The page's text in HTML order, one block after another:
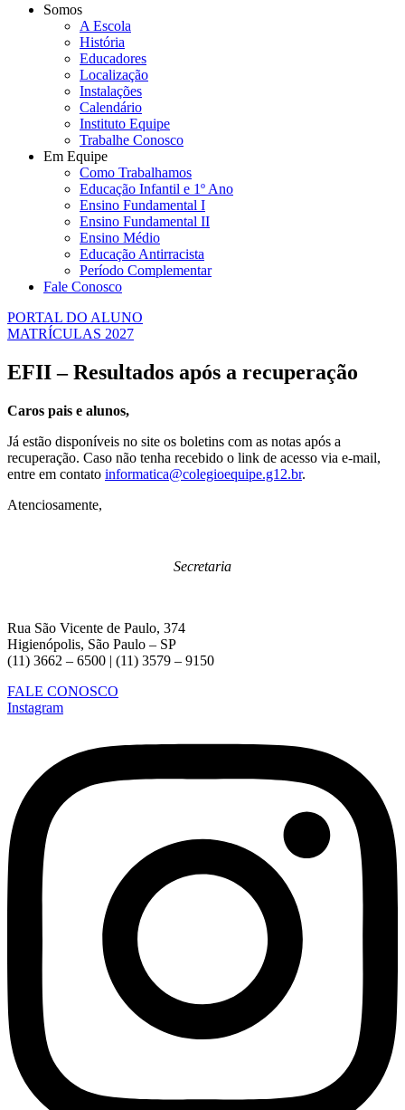
Somos
A Escola
História
Educadores
Localização
Instalações
Calendário
Instituto Equipe
Trabalhe Conosco
Em Equipe
Como Trabalhamos
Educação Infantil e 1º Ano
Ensino Fundamental I
Ensino Fundamental II
Ensino Médio
Educação Antirracista
Período Complementar
Fale Conosco
PORTAL DO ALUNO
MATRÍCULAS 2027
EFII – Resultados após a recuperação
Caros pais e alunos,
Já estão disponíveis no site os boletins com as notas após a
recuperação. Caso não tenha recebido o link de acesso via e-mail,
entre em contato informatica@colegioequipe.g12.br.
Atenciosamente,
Secretaria
Rua São Vicente de Paulo, 374
Higienópolis, São Paulo – SP
(11) 3662 – 6500 | (11) 3579 – 9150
FALE CONOSCO
Instagram